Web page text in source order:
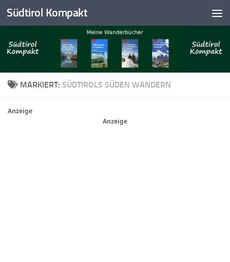
Skip to content
Südtirol Kompakt
MARKIERT: SÜDTIROLS SÜDEN WANDERN
Anzeige
Anzeige